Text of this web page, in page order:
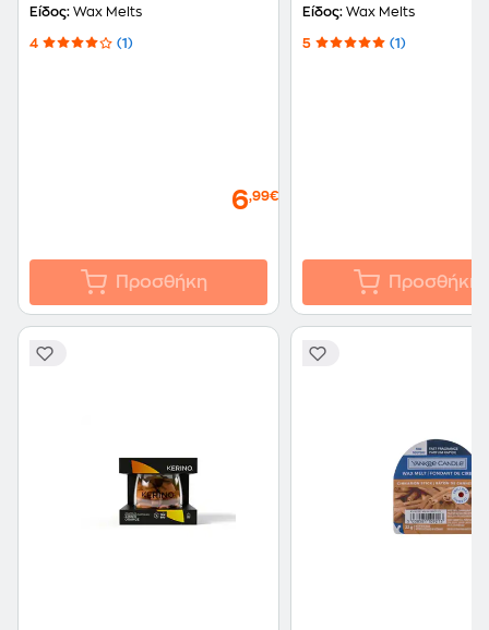
Είδος: Wax Melts
4 (1)
6,99€
Προσθήκη
Τεμάχια)
Είδος: Wax Melts
5 (1)
Προσθήκη